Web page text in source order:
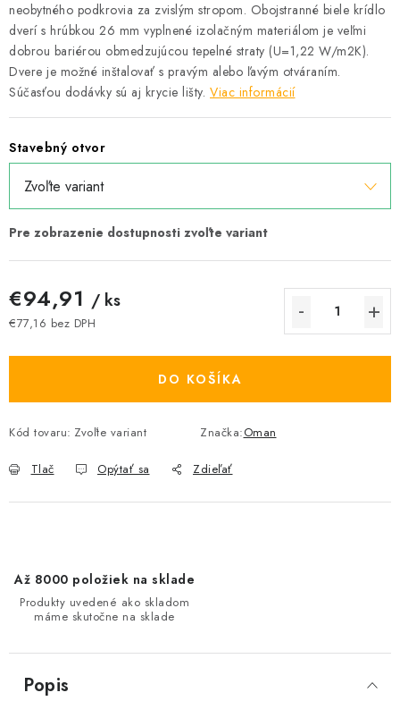
neobytného podkrovia za zvislým stropom. Obojstranné biele krídlo
dverí s hrúbkou 26 mm vyplnené izolačným materiálom je veľmi
dobrou bariérou obmedzujúcou tepelné straty (U=1,22 W/m2K).
Dvere je možné inštalovať s pravým alebo ľavým otváraním.
Súčasťou dodávky sú aj krycie lišty. Viac informácií
Stavebný otvor
€94,91 / ks
€77,16 bez DPH
DO KOŠÍKA
Kód tovaru: Zvoľte variant Značka:Oman
Tlač Opýtať sa Zdieľať
Až 8000 položiek na sklade
Produkty uvedené ako skladom
máme skutočne na sklade
Popis